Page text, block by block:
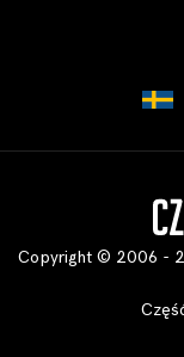
Copyright © 2006 -